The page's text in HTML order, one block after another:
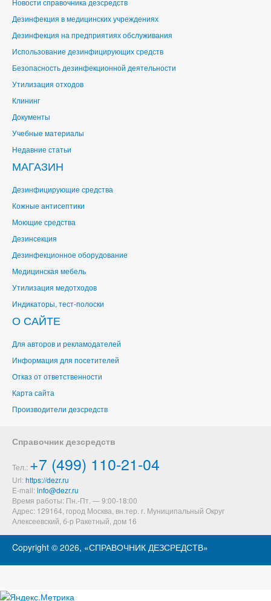
Новости справочника дезсредств
Дезинфекция в медицинских учреждениях
Дезинфекция на предприятиях обслуживания
Использование дезинфицирующих средств
Безопасность дезинфекционной деятельности
Утилизация отходов
Клининг
Документы
Учебные материалы
Недавние статьи
МАГАЗИН
Дезинфицирующие средства
Кожные антисептики
Моющие средства
Дезинсекция
Дезинфекционное оборудование
Медицинская мебель
Утилизация медотходов
Индикаторы, тест-полоски
О САЙТЕ
Для авторов и рекламодателей
Информация для посетителей
Отказ от ответственности
Карта сайта
Производители дезсредств
Справочник дезсредств
Тел.: +7 (499) 110-21-04
Url: https://dezr.ru
E-mail:
Время работы: Пн.-Пт. — 9:00-18:00
Адрес: 129164, город Москва, вн.тер. г. Муниципальный Округ
Алексеевский б-р Ракетный, дом 16
Copyright © 2026, «СПРАВОЧНИК ДЕЗСРЕДСТВ»